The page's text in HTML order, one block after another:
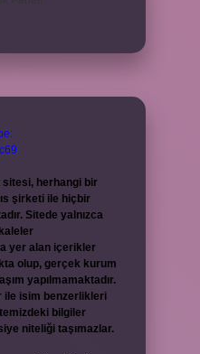
sitesi, herhangi bir
şirketi ile hiçbir
Sitede yalnızca
yer alan içerikler
olup, gerçek kurum
yapılmamaktadır.
ile isim benzerlikleri
bilgiler
niteliği taşımazlar.